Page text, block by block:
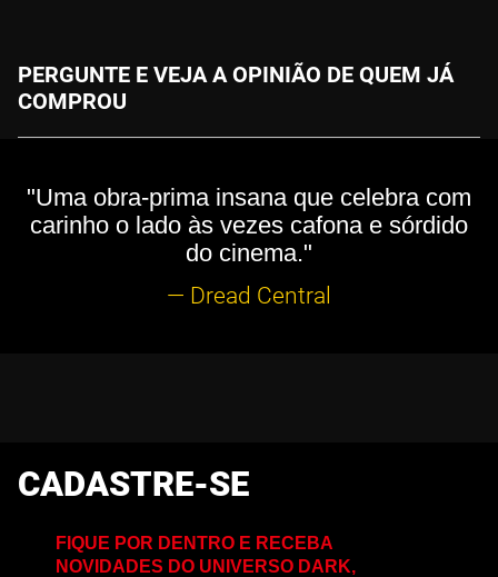
PERGUNTE E VEJA A OPINIÃO DE QUEM JÁ
COMPROU
"Uma obra-prima insana que celebra com
carinho o lado às vezes cafona e sórdido
do cinema."
— Dread Central
CADASTRE-SE
FIQUE POR DENTRO E RECEBA
NOVIDADES DO UNIVERSO DARK,